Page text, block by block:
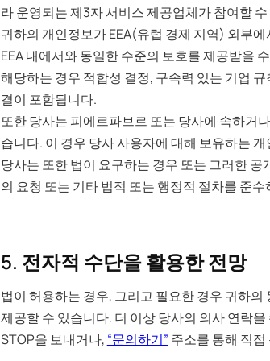
라 운영되는 제3자 서비스 제공업체가 참여할
귀하의 개인정보가 EEA(유럽 경제 지역) 외부
EEA 내에서와 동일한 수준의 보호를 제공받을
해당하는 경우 적합성 결정, 구속력 있는 기업
결이 포함됩니다.
또한 당사는 피에르파브르 또는 당사에 속하거
습니다. 이 경우 당사 사용자에 대해 보유하는
당사는 또한 법이 요구하는 경우 또는 그러한
의 요청 또는 기타 법적 또는 행정적 절차를 준
5. 전자적 수단을 활용한 전망
법이 허용하는 경우, 그리고 필요한 경우 귀하
제공할 수 있습니다. 더 이상 당사의 의사 연락
STOP을 보내거나, “문의하기” 주소를 통해 직